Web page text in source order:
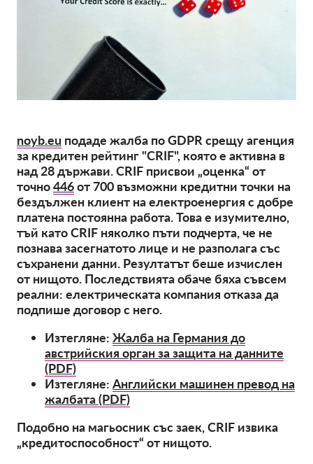
Екип
Годишни доклади
Работни места
Колективни искове
OnionShare
медии
Контакт
GDPRhub
noyb.eu подаде жалба по GDPR срещу агенция
за кредитен рейтинг "CRIF", която е активна в
над 28 държави. CRIF присвои „оценка“ от
точно446от700 възможни кредитни точки на
бездължен клиент на електроенергия с добре
платена постоянна работа. Това е изумително,
тъй като CRIF няколко пъти подчерта, че не
познава засегнатото лице и не разполага със
съхранени данни. Резултатът беше изчислен
от нищото. Последствията обаче бяха съвсем
реални: електрическата компания отказа да
подпише договор с него.
Изтегляне: Жалба на Германия до
австрийския орган за защита на данните
(PDF)
Изтегляне: Английски машинен превод на
жалбата (PDF)
Подобно на магьосник със заек, CRIF извика
„кредитоспособност“ от нищото.